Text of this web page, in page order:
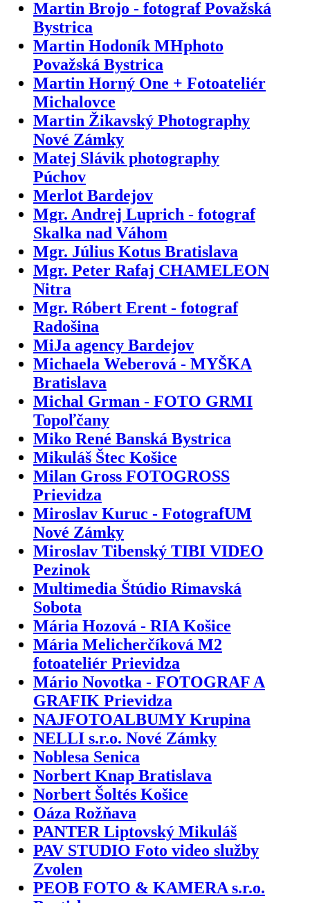
Martin Brojo - fotograf Považská
Bystrica
Martin Hodoník MHphoto
Považská Bystrica
Martin Horný One + Fotoateliér
Michalovce
Martin Žikavský Photography
Nové Zámky
Matej Slávik photography
Púchov
Merlot Bardejov
Mgr. Andrej Luprich - fotograf
Skalka nad Váhom
Mgr. Július Kotus Bratislava
Mgr. Peter Rafaj CHAMELEON
Nitra
Mgr. Róbert Erent - fotograf
Radošina
MiJa agency Bardejov
Michaela Weberová - MYŠKA
Bratislava
Michal Grman - FOTO GRMI
Topoľčany
Miko René Banská Bystrica
Mikuláš Štec Košice
Milan Gross FOTOGROSS
Prievidza
Miroslav Kuruc - FotografUM
Nové Zámky
Miroslav Tibenský TIBI VIDEO
Pezinok
Multimedia Štúdio Rimavská
Sobota
Mária Hozová - RIA Košice
Mária Melicherčíková M2
fotoateliér Prievidza
Mário Novotka - FOTOGRAF A
GRAFIK Prievidza
NAJFOTOALBUMY Krupina
NELLI s.r.o. Nové Zámky
Noblesa Senica
Norbert Knap Bratislava
Norbert Šoltés Košice
Oáza Rožňava
PANTER Liptovský Mikuláš
PAV STUDIO Foto video služby
Zvolen
PEOB FOTO & KAMERA s.r.o.